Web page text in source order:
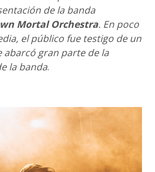
de la banda
Mortal Orchestra. En poco
el público fue testigo de un
gran parte de la
la banda.